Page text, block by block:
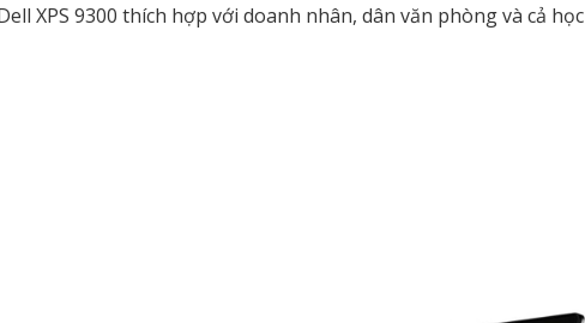
XPS 9300 thích hợp với doanh nhân, dân văn phòng và cả học